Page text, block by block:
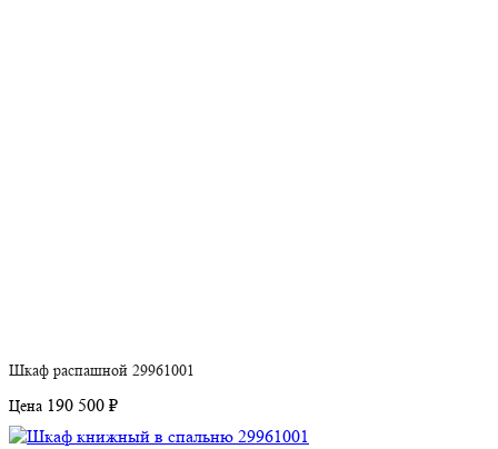
Шкаф распашной 29961001
Цена 190 500 ₽